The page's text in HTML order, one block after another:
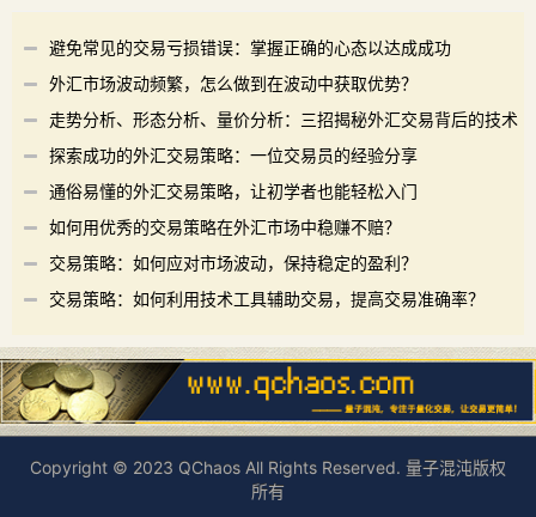
避免常见的交易亏损错误：掌握正确的心态以达成成功
外汇市场波动频繁，怎么做到在波动中获取优势？
走势分析、形态分析、量价分析：三招揭秘外汇交易背后的技术
分析探索成功的外汇交易策略：一位交易员的经验分享
通俗易懂的外汇交易策略，让初学者也能轻松入门
如何用优秀的交易策略在外汇市场中稳赚不赔？
交易策略：如何应对市场波动，保持稳定的盈利？
交易策略：如何利用技术工具辅助交易，提高交易准确率？
Copyright © 2023 QChaos All Rights Reserved. 量子混沌版权
所有